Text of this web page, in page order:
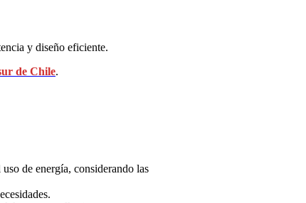
y diseño eficiente.
de Chile.
de energía, considerando las